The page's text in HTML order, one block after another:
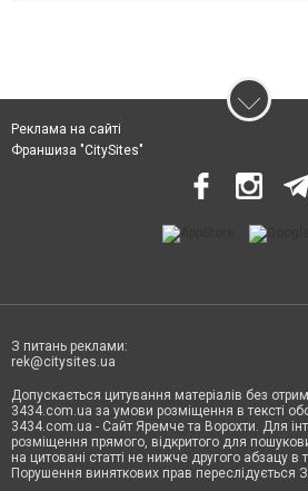
Реклама на сайті
Франшиза "CitySites"
З питань реклами:
rek@citysites.ua
Допускається цитування матеріалів без
3434.com.ua за умови розміщення в тексті
3434.com.ua - Сайт Яремче та Ворохти. Для
розміщення прямого, відкритого для
на цитовані статті не нижче другого абзацу в
Порушення виняткових прав переслідується